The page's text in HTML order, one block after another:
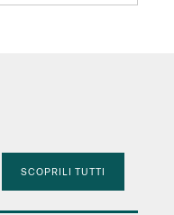
SCOPRILI TUTTI